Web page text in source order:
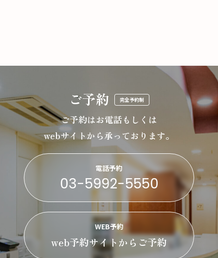
ご予約 完全予約制
ご予約はお電話もしくは
webサイトから承っております。
電話予約
03-5992-5550
WEB予約
web予約サイトからご予約